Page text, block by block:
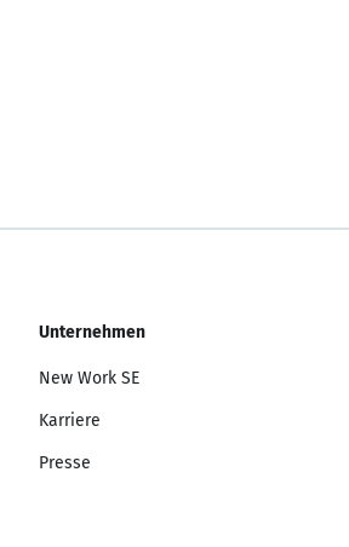
Unternehmen
New Work SE
Karriere
Presse